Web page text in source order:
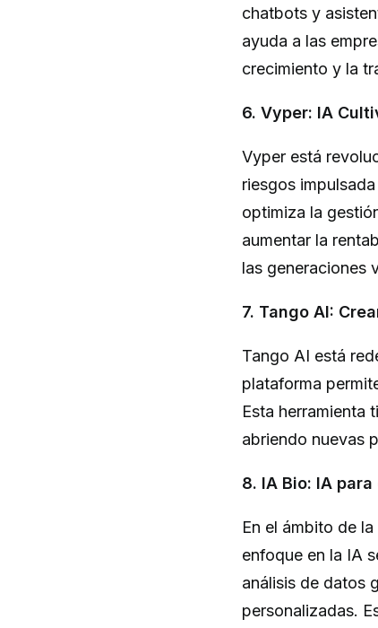
chatbots y
ayuda a las
crecimiento y la
6. Vyper: IA
Vyper está
riesgos
optimiza la
aumentar la
las generaciones
7. Tango AI:
Tango AI está
plataforma
Esta herramienta
abriendo nuevas
8. IA Bio: IA
En el ámbito de
enfoque en la IA
análisis de datos
personalizadas.